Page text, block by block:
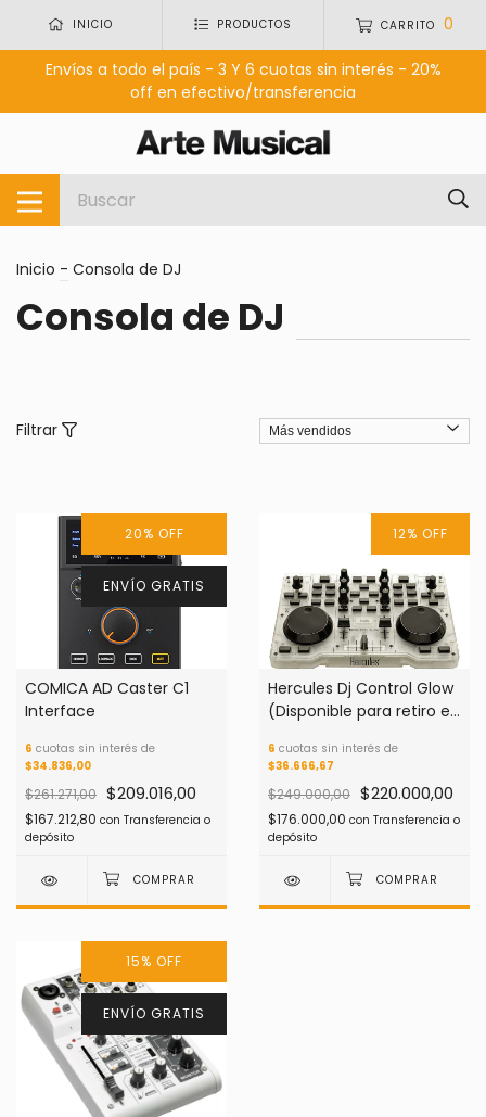
INICIO PRODUCTOS CARRITO 0
Envíos a todo el país - 3 Y 6 cuotas sin interés - 20%
off en efectivo/transferencia
Inicio - Consola de DJ
Consola de DJ
Filtrar
20% OFF
ENVÍO GRATIS
COMICA AD Caster C1
Interface
6 cuotas sin interés de
$34.836,00
$261.271,00 $209.016,00
$167.212,80 con Transferencia o
depósito
12% OFF
Hercules Dj Control Glow
(Disponible para retiro en
6 cuotas sin interés de
$36.666,67
$249.000,00 $220.000,00
$176.000,00 con Transferencia o
depósito
15% OFF
ENVÍO GRATIS